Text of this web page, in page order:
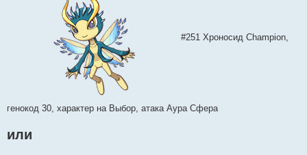
#251 Хроносид Champion,
генокод 30, характер на Выбор, атака Аура Сфера
или